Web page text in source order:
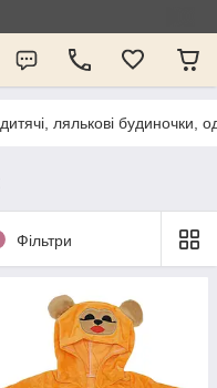
лялькові будиночки,
Фільтри